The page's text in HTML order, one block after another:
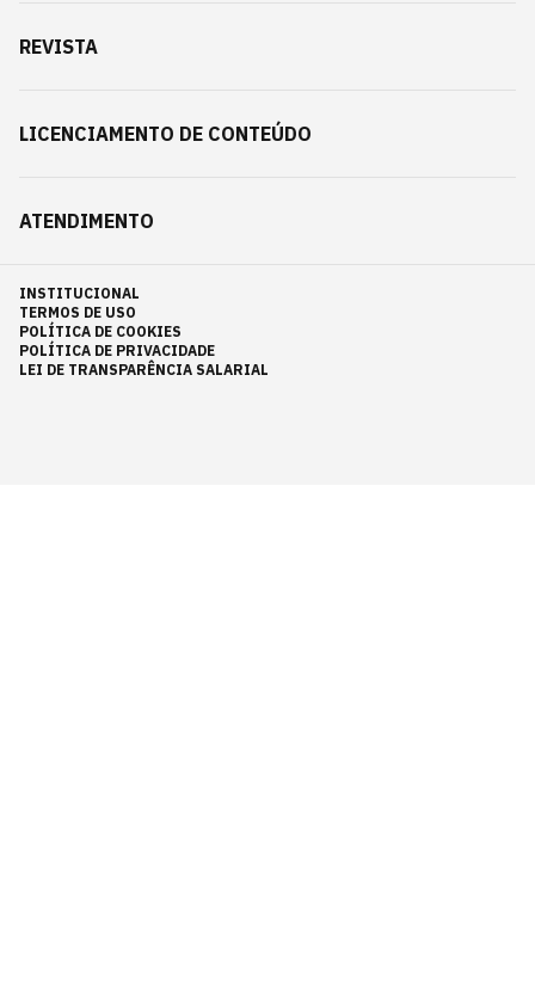
REVISTA
LICENCIAMENTO DE CONTEÚDO
ATENDIMENTO
INSTITUCIONAL
TERMOS DE USO
POLÍTICA DE COOKIES
POLÍTICA DE PRIVACIDADE
LEI DE TRANSPARÊNCIA SALARIAL